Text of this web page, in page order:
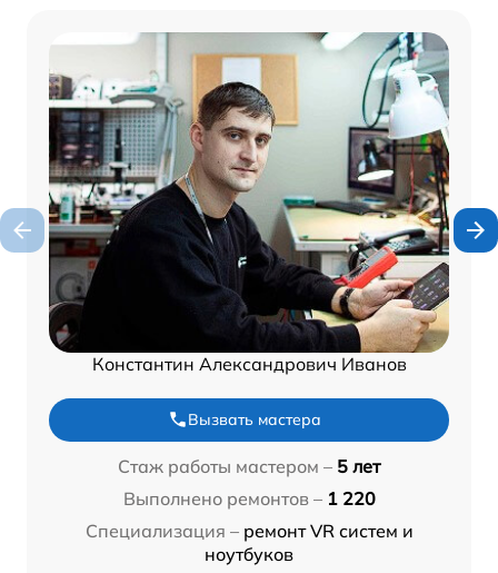
Константин Александрович Иванов
Вызвать мастера
Стаж работы мастером – 5 лет
Выполнено ремонтов – 1 220
Специализация – ремонт VR систем и
ноутбуков